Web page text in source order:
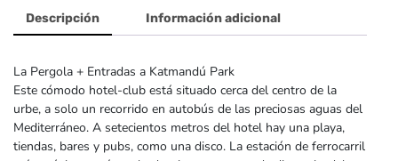
Descripción Información adicional
La Pergola + Entradas a Katmandú Park
Este cómodo hotel-club está situado cerca del centro de la
urbe, a solo un recorrido en autobús de las preciosas aguas del
Mediterráneo. A setecientos metros del hotel hay una playa,
tiendas, bares y pubs, como una disco. La estación de ferrocarril